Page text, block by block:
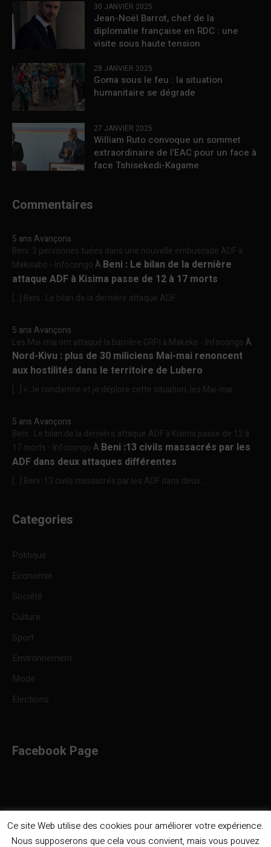
30 JANVIER 2025
Jean-Noël Barrot, chef de la
diplomatie française en RDC : une
visite sous haute tension
28 JANVIER 2025
Goma sous le feu : la situation
humanitaire se dégrade
27 JANVIER 2025
William Ruto convoque un sommet
extraordinaire de l’EAC pour un face à
face Tshisekedi-Kagame
Commentaires
5 ans Avançons
Beni :3 personnes tuées dans une nouvelle embuscade ADF à
Makisabo - InfocongoÀ Beni : Le bilan de la dernière
attaque ADF à Kisima passe de 12 à 17 morts
[…] Beni : Le bilan de la dernière attaque ADF...
5 ans Avançons
Les Mai-mai ont attaqué la barrière GRPI à Makeke - InfocongoÀ
Nord-Kivu : plus de 30 miliciens Mai-mai renoncent
aux hostilités dans le territoire de Lubero
[…] « Je condamne et je déplore cette situation, les Mai-mai...
5 ans Avançons
Beni : Le bilan de la dernière attaque ADF à Kisima passe de 12 à
17 morts - InfocongoÀ Beni :13 civils massacrés par les
ADF dans deux attaques différentes
[…] Beni :13 civils massacrés par les ADF dans deux...
Categories
Politique
Economie
Société
Culture
Sport
Environnement
Mode
Elections
Facebook Page
Ce site Web utilise des cookies pour améliorer votre expérience.
Nous supposerons que cela vous convient, mais vous pouvez